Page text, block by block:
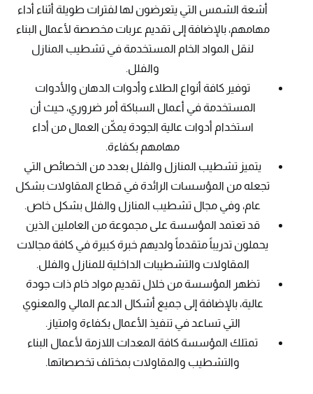
أشعة الشمس التي يتعرضون لها لفترات طويلة أثناء أداء
مهامهم، بالإضافة إلى تقديم عربات مخصصة لأعمال البناء
لنقل المواد الخام المستخدمة في تشطيب المنازل
والفلل.
توفير كافة أنواع الطلاء وأدوات الدهان والأدوات
المستخدمة في أعمال السباكة أمر ضروري، حيث أن
استخدام أدوات عالية الجودة يمكّن العمال من أداء
مهامهم بكفاءة.
يتميز تشطيب المنازل والفلل بعدد من الخصائص التي
تجعله من المؤسسات الرائدة في قطاع المقاولات بشكل
عام، وفي مجال تشطيب المنازل والفلل بشكل خاص.
قد تعتمد المؤسسة على مجموعة من العاملين الذين
يحملون تدريباً متقدماً ولديهم خبرة كبيرة في كافة مجالات
المقاولات والتشطيبات الداخلية للمنازل والفلل.
تظهر المؤسسة من خلال تقديم مواد خام ذات جودة
عالية، بالإضافة إلى جميع أشكال الدعم المالي والمعنوي
التي تساعد في تنفيذ الأعمال بكفاءة وامتياز.
تمتلك المؤسسة كافة المعدات اللازمة لأعمال البناء
والتشطيب والمقاولات بمختلف تخصصاتها.